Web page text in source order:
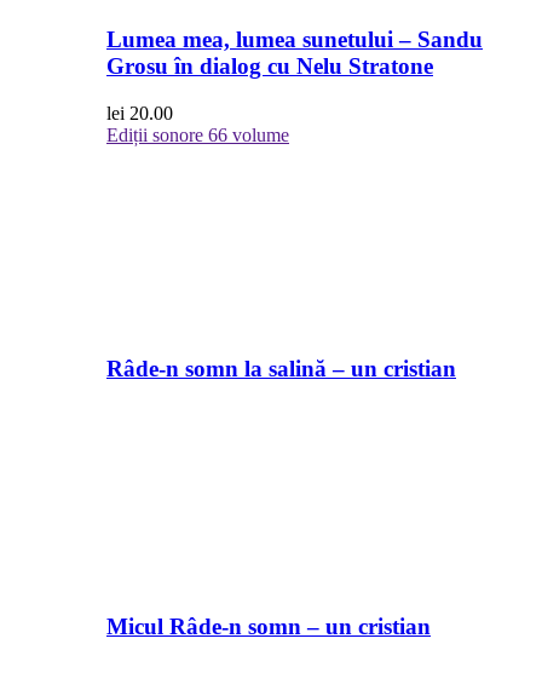
Lumea mea, lumea sunetului – Sandu
Grosu în dialog cu Nelu Stratone
lei 20.00
Ediții sonore 66 volume
Râde-n somn la salină – un cristian
Micul Râde-n somn – un cristian